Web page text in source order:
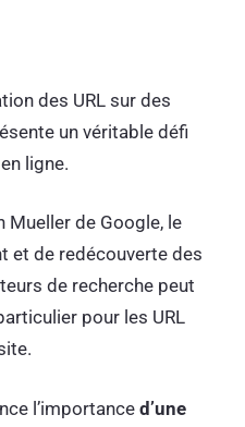
des URL sur des
un véritable défi
ligne.
Mueller de Google, le
et de redécouverte des
de recherche peut
pour les URL
l’importance d’une